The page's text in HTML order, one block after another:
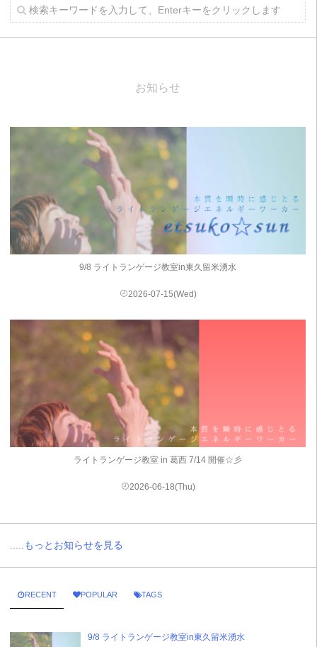
お知らせ
9/8 ライトランゲージ教室in東久留米湧水
2026-07-15(Wed)
ライトランゲージ教室 in 葛西 7/14 開催☆彡
2026-06-18(Thu)
.....もっとお知らせを見る
RECENT POPULAR TAGS
9/8 ライトランゲージ教室in東久留米湧水